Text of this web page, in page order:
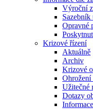
Výroční
Sazebník
Opravné
Krizové řízení
Aktuálně
Archiv
Krizové
Ohrožení
Užitečné
Dotazy